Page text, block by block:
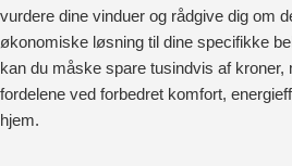
vurdere dine vinduer og rådgive dig om
økonomiske løsning til dine specifikke
kan du måske spare tusindvis af kroner,
fordelene ved forbedret komfort,
hjem.